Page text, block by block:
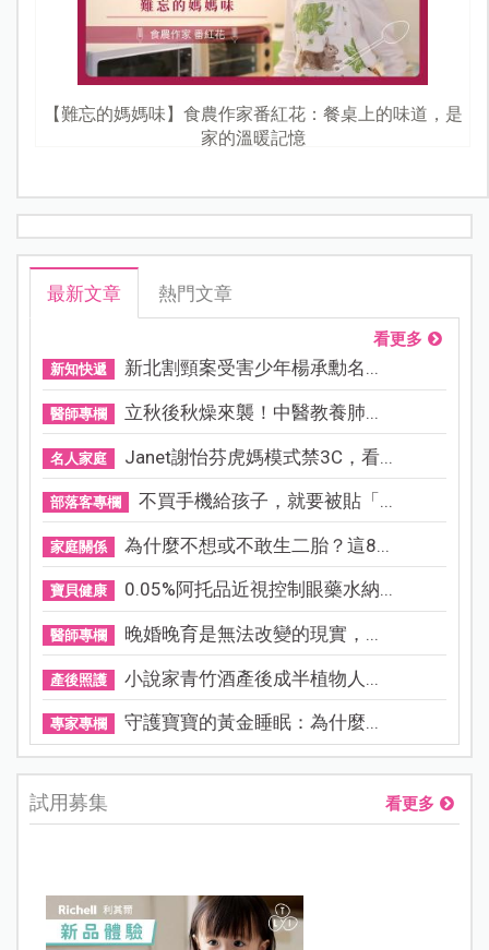
【難忘的媽媽味】食農作家番紅花：餐桌上的味道，是
家的溫暖記憶
最新文章 熱門文章
看更多
新知快遞 新北割頸案受害少年楊承勳名...
醫師專欄 立秋後秋燥來襲！中醫教養肺...
名人家庭 Janet謝怡芬虎媽模式禁3C，看...
部落客專欄 不買手機給孩子，就要被貼「...
家庭關係 為什麼不想或不敢生二胎？這8...
寶貝健康 0.05%阿托品近視控制眼藥水納...
醫師專欄 晚婚晚育是無法改變的現實，...
產後照護 小說家青竹酒產後成半植物人...
專家專欄 守護寶寶的黃金睡眠：為什麼...
試用募集 看更多